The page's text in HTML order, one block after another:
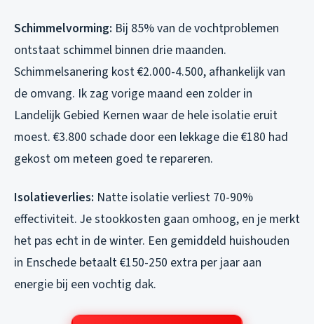
Schimmelvorming: Bij 85% van de vochtproblemen
ontstaat schimmel binnen drie maanden.
Schimmelsanering kost €2.000-4.500, afhankelijk van
de omvang. Ik zag vorige maand een zolder in
Landelijk Gebied Kernen waar de hele isolatie eruit
moest. €3.800 schade door een lekkage die €180 had
gekost om meteen goed te repareren.
Isolatieverlies: Natte isolatie verliest 70-90%
effectiviteit. Je stookkosten gaan omhoog, en je merkt
het pas echt in de winter. Een gemiddeld huishouden
in Enschede betaalt €150-250 extra per jaar aan
energie bij een vochtig dak.